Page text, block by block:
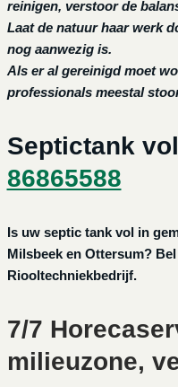
reinigen, verstoor de
Laat de natuur haar werk
nog aanwezig is.
Als er al gereinigd moet
professionals meestal
Septictank
86865588
Is uw septic tank vol in
Milsbeek en Ottersum?
Riooltechniekbedrijf.
7/7
milieuzone,